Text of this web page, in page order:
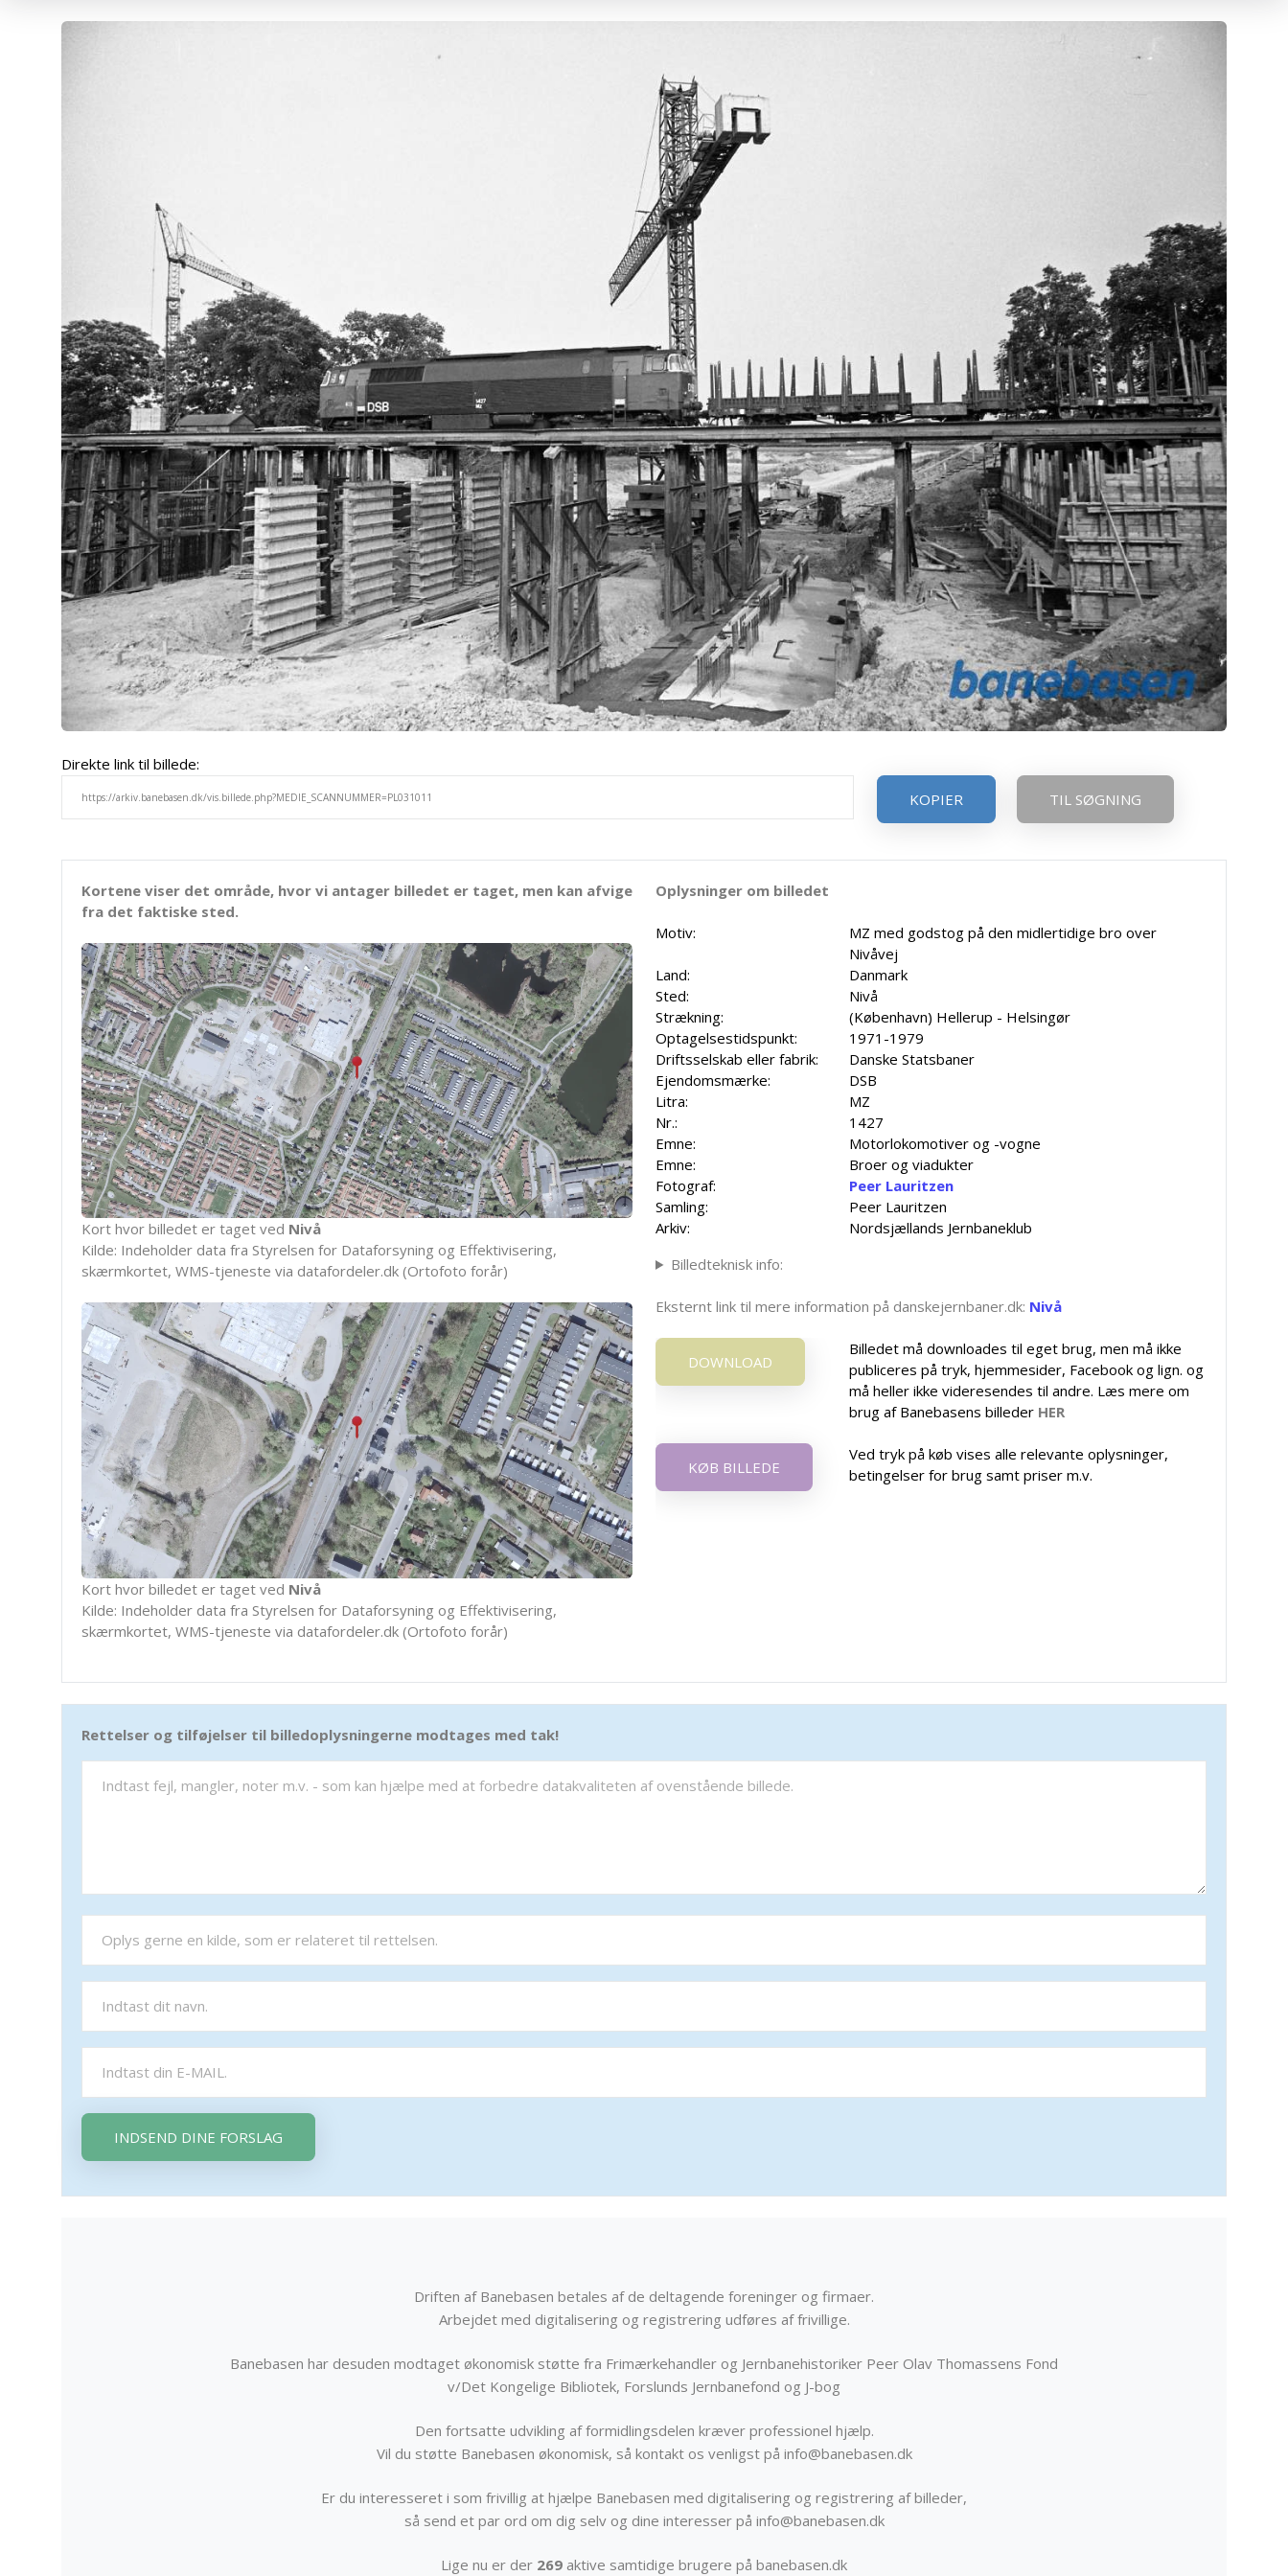
Direkte link til billede:
KOPIER
TIL SØGNING
Kortene viser det område, hvor vi antager billedet er taget, men kan afvige
fra det faktiske sted.
Kort hvor billedet er taget ved Nivå
Kilde: Indeholder data fra Styrelsen for Dataforsyning og Effektivisering,
skærmkortet, WMS-tjeneste via datafordeler.dk (Ortofoto forår)
Kort hvor billedet er taget ved Nivå
Kilde: Indeholder data fra Styrelsen for Dataforsyning og Effektivisering,
skærmkortet, WMS-tjeneste via datafordeler.dk (Ortofoto forår)
Oplysninger om billedet
Motiv:
MZ med godstog på den midlertidige bro over
Nivåvej
Land:
Danmark
Sted:
Nivå
Strækning:
(København) Hellerup - Helsingør
Optagelsestidspunkt:
1971-1979
Driftsselskab eller fabrik:
Danske Statsbaner
Ejendomsmærke:
DSB
Litra:
MZ
Nr.:
1427
Emne:
Motorlokomotiver og -vogne
Emne:
Broer og viadukter
Fotograf:
Peer Lauritzen
Samling:
Peer Lauritzen
Arkiv:
Nordsjællands Jernbaneklub
Billedteknisk info:
Eksternt link til mere information på danskejernbaner.dk: Nivå
DOWNLOAD
Billedet må downloades til eget brug, men må ikke
publiceres på tryk, hjemmesider, Facebook og lign. og
må heller ikke videresendes til andre. Læs mere om
brug af Banebasens billeder HER
KØB BILLEDE
Ved tryk på køb vises alle relevante oplysninger,
betingelser for brug samt priser m.v.
Rettelser og tilføjelser til billedoplysningerne modtages med tak!
INDSEND DINE FORSLAG
Driften af Banebasen betales af de deltagende foreninger og firmaer.
Arbejdet med digitalisering og registrering udføres af frivillige.
Banebasen har desuden modtaget økonomisk støtte fra Frimærkehandler og Jernbanehistoriker Peer Olav Thomassens Fond
v/Det Kongelige Bibliotek, Forslunds Jernbanefond og J-bog
Den fortsatte udvikling af formidlingsdelen kræver professionel hjælp.
Vil du støtte Banebasen økonomisk, så kontakt os venligst på info@banebasen.dk
Er du interesseret i som frivillig at hjælpe Banebasen med digitalisering og registrering af billeder,
så send et par ord om dig selv og dine interesser på info@banebasen.dk
Lige nu er der 269 aktive samtidige brugere på banebasen.dk